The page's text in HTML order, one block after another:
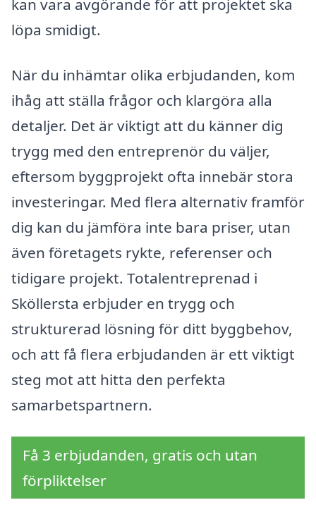
kan vara avgörande för att projektet ska
löpa smidigt.
När du inhämtar olika erbjudanden, kom
ihåg att ställa frågor och klargöra alla
detaljer. Det är viktigt att du känner dig
trygg med den entreprenör du väljer,
eftersom byggprojekt ofta innebär stora
investeringar. Med flera alternativ framför
dig kan du jämföra inte bara priser, utan
även företagets rykte, referenser och
tidigare projekt. Totalentreprenad i
Sköllersta erbjuder en trygg och
strukturerad lösning för ditt byggbehov,
och att få flera erbjudanden är ett viktigt
steg mot att hitta den perfekta
samarbetspartnern.
Få 3 erbjudanden, gratis och utan
förpliktelser